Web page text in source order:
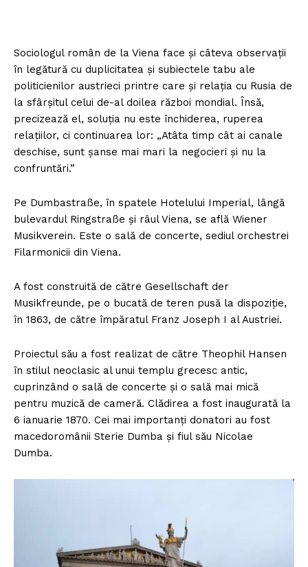
Sociologul român de la Viena face și câteva observații
în legătură cu duplicitatea și subiectele tabu ale
politicienilor austrieci printre care și relația cu Rusia de
la sfârșitul celui de-al doilea război mondial. Însă,
precizează el, soluția nu este închiderea, ruperea
relațiilor, ci continuarea lor: „Atâta timp cât ai canale
deschise, sunt șanse mai mari la negocieri și nu la
confruntări.”
Pe Dumbastraße, în spatele Hotelului Imperial, lângă
bulevardul Ringstraße şi râul Viena, se află Wiener
Musikverein. Este o sală de concerte, sediul orchestrei
Filarmonicii din Viena.
A fost construită de către Gesellschaft der
Musikfreunde, pe o bucată de teren pusă la dispoziţie,
în 1863, de către împăratul Franz Joseph I al Austriei.
Proiectul său a fost realizat de către Theophil Hansen
în stilul neoclasic al unui templu grecesc antic,
cuprinzând o sală de concerte şi o sală mai mică
pentru muzică de cameră. Clădirea a fost inaugurată la
6 ianuarie 1870. Cei mai importanți donatori au fost
macedoromânii Sterie Dumba și fiul său Nicolae
Dumba.